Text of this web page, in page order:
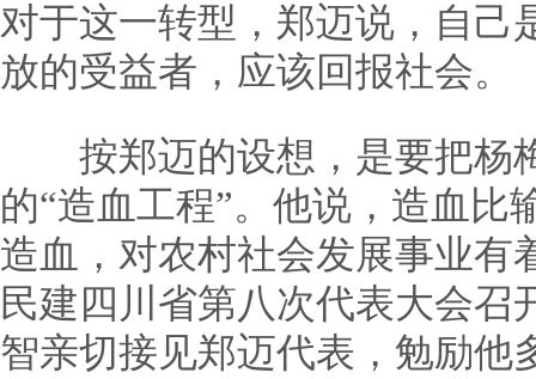
对于这一转型，郑迈说，自己
放的受益者，应该回报社会。
按郑迈的设想，是要把杨
的“造血工程”。他说，造血比
造血，对农村社会发展事业有
民建四川省第八次代表大会召
智亲切接见郑迈代表，勉励他